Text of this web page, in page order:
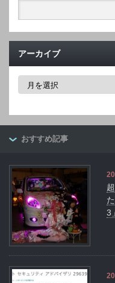
アーカイブ
ア
ブ
おすすめ記事
3